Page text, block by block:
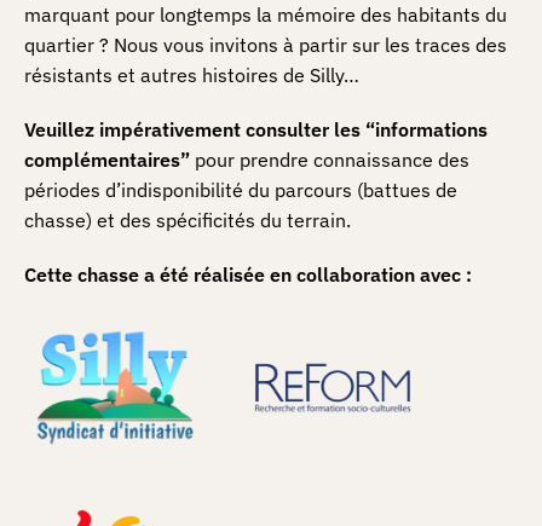
marquant pour longtemps la mémoire des habitants du
quartier ? Nous vous invitons à partir sur les traces des
résistants et autres histoires de Silly…
Veuillez impérativement consulter les “informations
complémentaires” pour prendre connaissance des
périodes d’indisponibilité du parcours (battues de
chasse) et des spécificités du terrain.
Cette chasse a été réalisée en collaboration avec :